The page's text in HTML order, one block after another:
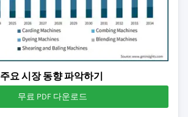
주요 시장 동향 파악하기
무료 PDF 다운로드